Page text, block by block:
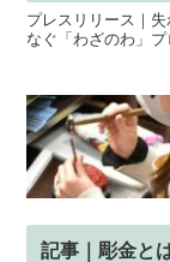
プレスリリース｜
なぐ「わざのわ」
記事｜彫金と